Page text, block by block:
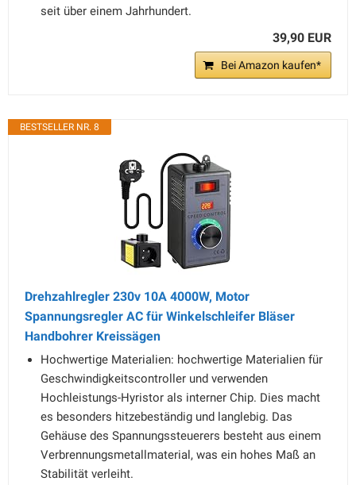
seit über einem Jahrhundert.
39,90 EUR
Bei Amazon kaufen*
BESTSELLER NR. 8
Drehzahlregler 230v 10A 4000W, Motor
Spannungsregler AC für Winkelschleifer Bläser
Handbohrer Kreissägen
Hochwertige Materialien: hochwertige Materialien für
Geschwindigkeitscontroller und verwenden
Hochleistungs-Hyristor als interner Chip. Dies macht
es besonders hitzebeständig und langlebig. Das
Gehäuse des Spannungssteuerers besteht aus einem
Verbrennungsmetallmaterial, was ein hohes Maß an
Stabilität verleiht.